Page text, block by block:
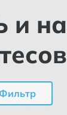
Фильтр